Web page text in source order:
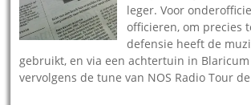
leger. Voor
officieren, om precies
defensie heeft de
gebruikt, en via een achtertuin in
vervolgens de tune van NOS Radio Tour